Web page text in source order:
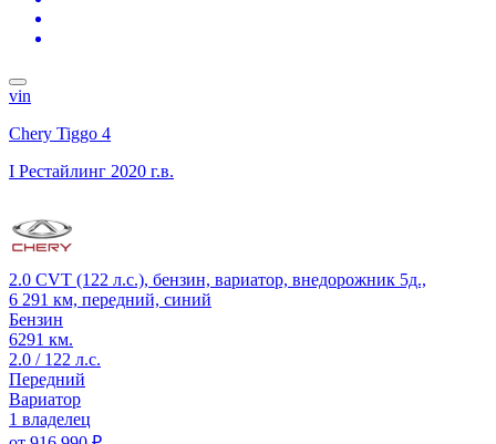
vin
Chery Tiggo 4
I Рестайлинг 2020 г.в.
2.0 CVT (122 л.с.), бензин, вариатор, внедорожник 5д.,
6 291 км, передний, синий
Бензин
6291 км.
2.0 / 122 л.с.
Передний
Вариатор
1 владелец